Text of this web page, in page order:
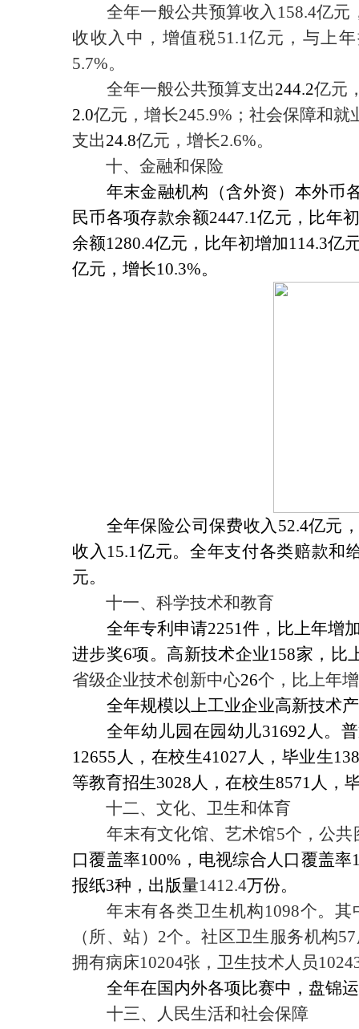
全年一般公共预算收入 158.4亿元
收收入中，增值税51.1亿元，与上
5.7%。
全年一般公共预算支出244.2亿元
2.0亿元，增长245.9% ；社会保障和就
支出24.8亿元，增长2.6%。
十、金融和保险
年末金融机构（含外资）本外币
民币各项存款余额2447.1亿元，比年
余额1280.4亿元，比年初增加114.3亿
亿元，增长10.3%。
全年保险公司保费收入 52.4亿元
收入 15.1亿元。全年支付各类赔款和
元。
十一、科学技术和教育
全年专利申请2251件，比上年增
进步奖6项。高新技术企业158家，比
省级企业技术创新中心26个，比上年
全年规模以上工业企业高新技术
全年幼儿园在园幼儿31692 人。
12655 人，在校生41027 人，毕业生
等教育招生3028人，在校生8571人，
十二、文化、卫生和体育
年末有文化馆、艺术馆5个，公共
口覆盖率100% ，电视综合人口覆盖率
报纸3种，出版量1412.4万份。
年末有各类卫生机构1098个。其
（所、站） 2个。社区卫生服务机构57
拥有病床10204张，卫生技术人员
全年在国内外各项比赛中，盘锦
十三、人民生活和社会保障